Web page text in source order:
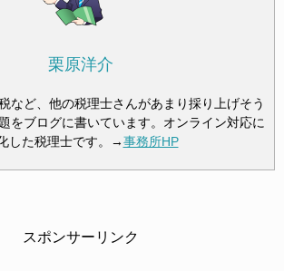
栗原洋介
など、他の税理士さんがあまり採り上げそう
をブログに書いています。オンライン対応に
した税理士です。→事務所HP
スポンサーリンク